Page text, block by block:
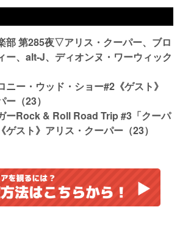
部 第285夜▽アリス・クーパー、ブロ
ー、alt-J、ディオンヌ・ワーウィック
ニー・ウッド・ショー#2《ゲスト》
（23）
ーRock & Roll Road Trip #3「クーパ
ゲスト》アリス・クーパー（23）